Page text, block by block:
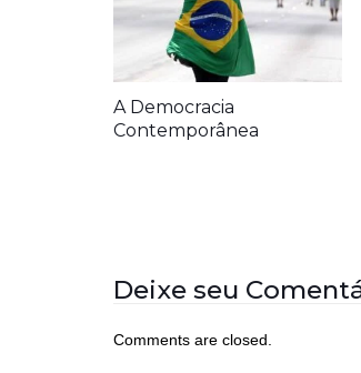
A Democracia
Contemporânea
Deixe seu
Comments are closed.